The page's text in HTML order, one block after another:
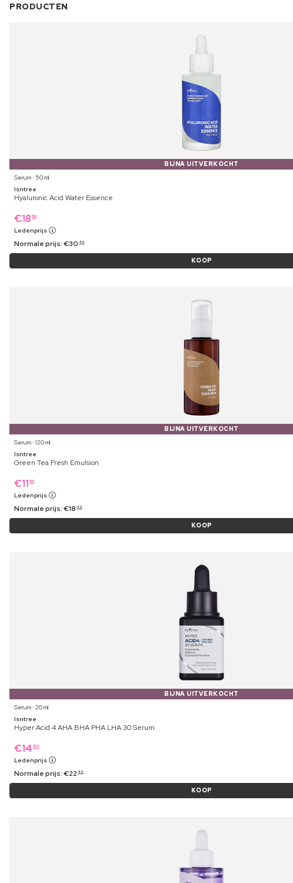
PRODUCTEN
BIJNA UITVERKOCHT
Serum ⋅ 50 ml
Isntree
Hyaluronic Acid Water Essence
€18 99
Ledenprijs
Normale prijs:€30 49
KOOP
BIJNA UITVERKOCHT
Serum ⋅ 120 ml
Isntree
Green Tea Fresh Emulsion
€11 69
Ledenprijs
Normale prijs:€18 49
KOOP
BIJNA UITVERKOCHT
Serum ⋅ 20 ml
Isntree
Hyper Acid 4 AHA BHA PHA LHA 30 Serum
€14 89
Ledenprijs
Normale prijs:€22 49
KOOP